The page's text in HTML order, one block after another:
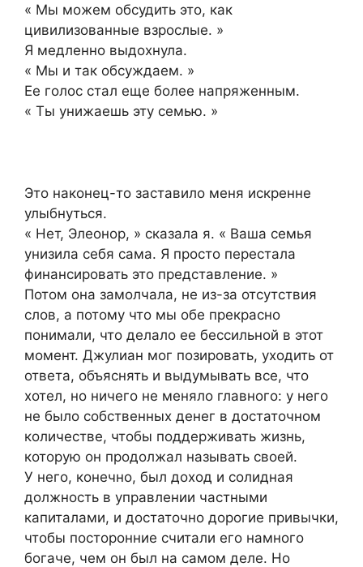
« Мы можем обсудить это, как
цивилизованные взрослые. »
Я медленно выдохнула.
« Мы и так обсуждаем. »
Ее голос стал еще более напряженным.
« Ты унижаешь эту семью. »
Это наконец-то заставило меня искренне
улыбнуться.
« Нет, Элеонор, » сказала я. « Ваша семья
унизила себя сама. Я просто перестала
финансировать это представление. »
Потом она замолчала, не из-за отсутствия
слов, а потому что мы обе прекрасно
понимали, что делало ее бессильной в этот
момент. Джулиан мог позировать, уходить от
ответа, объяснять и выдумывать все, что
хотел, но ничего не меняло главного: у него
не было собственных денег в достаточном
количестве, чтобы поддерживать жизнь,
которую он продолжал называть своей.
У него, конечно, был доход и солидная
должность в управлении частными
капиталами, и достаточно дорогие привычки,
чтобы посторонние считали его намного
богаче, чем он был на самом деле. Но